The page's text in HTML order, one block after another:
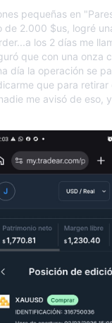
pequeñas en
2.000 $us, logré
los 2 días me
que con una onza
día la operación se
que para
me avisó de eso,